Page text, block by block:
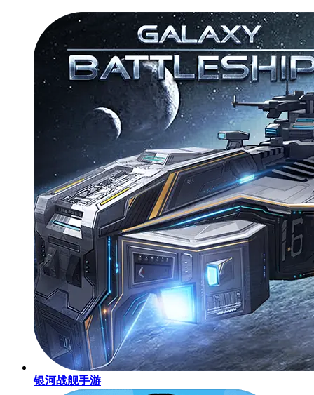
银河战舰手游